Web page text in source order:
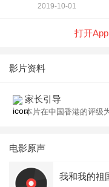
把我们都是追梦人
整，最重要的是情
卖菜大妈都能找到
白昼流星所以他真
上厕所就去吧没有
为其他六个短片拍
和那几部短片一起
2019-10-01
打开
影片资料
家长引导
电影原声
我和我的祖